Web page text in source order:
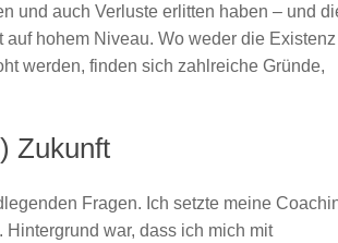
und auch Verluste erlitten haben – und
hohem Niveau. Wo weder die Existenz
werden, finden sich zahlreiche Gründe,
Zukunft
Fragen. Ich setzte meine
war, dass ich mich mit